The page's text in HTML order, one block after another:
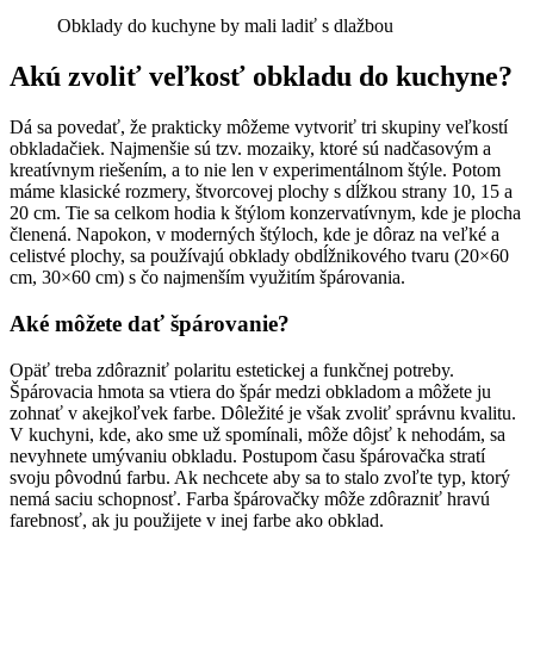
Obklady do kuchyne by mali ladiť s dlažbou
Akú zvoliť veľkosť obkladu do kuchyne?
Dá sa povedať, že prakticky môžeme vytvoriť tri skupiny veľkostí
obkladačiek. Najmenšie sú tzv. mozaiky, ktoré sú nadčasovým a
kreatívnym riešením, a to nie len v experimentálnom štýle. Potom
máme klasické rozmery, štvorcovej plochy s dĺžkou strany 10, 15 a
20 cm. Tie sa celkom hodia k štýlom konzervatívnym, kde je plocha
členená. Napokon, v moderných štýloch, kde je dôraz na veľké a
celistvé plochy, sa používajú obklady obdĺžnikového tvaru (20×60
cm, 30×60 cm) s čo najmenším využitím špárovania.
Aké môžete dať špárovanie?
Opäť treba zdôrazniť polaritu estetickej a funkčnej potreby.
Špárovacia hmota sa vtiera do špár medzi obkladom a môžete ju
zohnať v akejkoľvek farbe. Dôležité je však zvoliť správnu kvalitu.
V kuchyni, kde, ako sme už spomínali, môže dôjsť k nehodám, sa
nevyhnete umývaniu obkladu. Postupom času špárovačka stratí
svoju pôvodnú farbu. Ak nechcete aby sa to stalo zvoľte typ, ktorý
nemá saciu schopnosť. Farba špárovačky môže zdôrazniť hravú
farebnosť, ak ju použijete v inej farbe ako obklad.